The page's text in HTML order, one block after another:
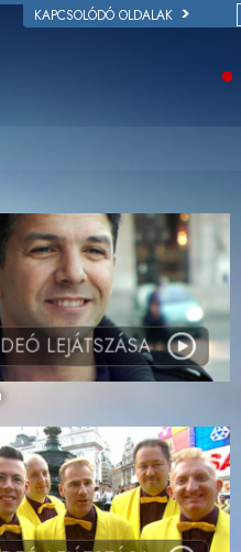
KAPCSOLÓDÓ OLDALAK
LEJÁTSZÁSA